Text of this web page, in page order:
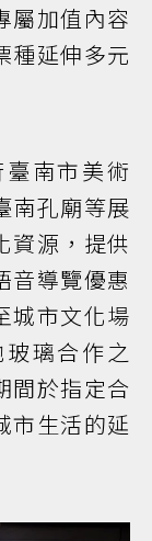
屬加值內容
種延伸多元
南市美術
南孔廟等展
資源，提供
音導覽優惠
城市文化場
璃合作之
間於指定合
市生活的延